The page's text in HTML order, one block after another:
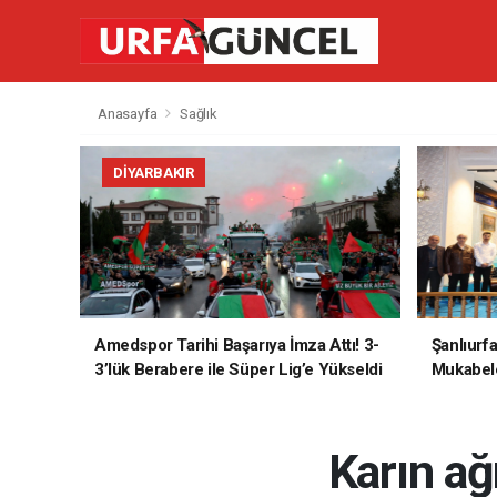
Anasayfa Sağlık
DIYARBAKIR
Amedspor Tarihi Başarıya İmza Attı! 3-
3’lük Berabere ile Süper Lig’e Yükseldi
Karın